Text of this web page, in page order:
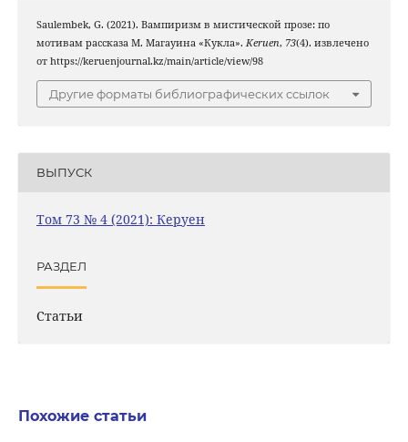
Saulembek, G. (2021). Вампиризм в мистической прозе: по
мотивам рассказа М. Магауина «Кукла». Keruen, 73(4). извлечено
от https://keruenjournal.kz/main/article/view/98
Другие форматы библиографических ссылок
ВЫПУСК
Том 73 № 4 (2021): Керуен
РАЗДЕЛ
Статьи
Похожие статьи